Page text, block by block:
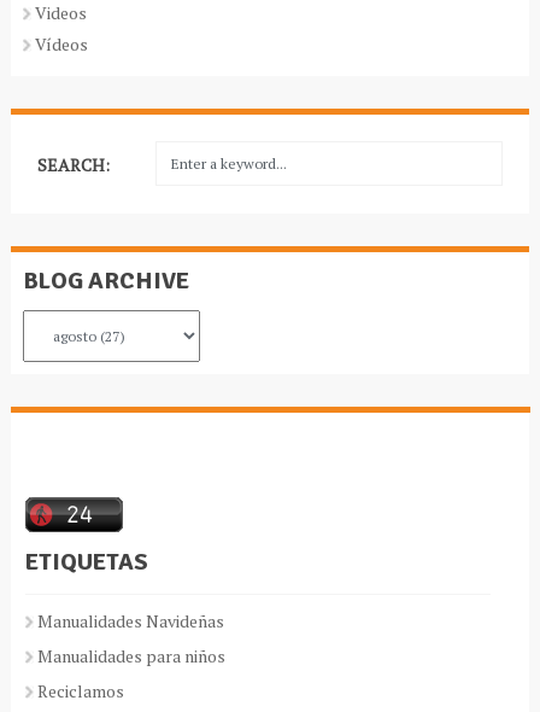
Videos
Vídeos
SEARCH:
BLOG ARCHIVE
ETIQUETAS
Manualidades Navideñas
Manualidades para niños
Reciclamos